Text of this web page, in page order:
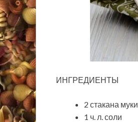
ИНГРЕДИЕНТЫ
2 стакана муки
1 ч. л. соли